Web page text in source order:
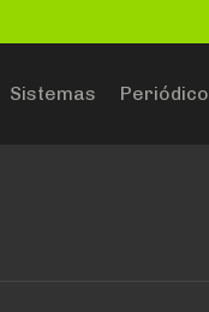
Sistemas Periódico